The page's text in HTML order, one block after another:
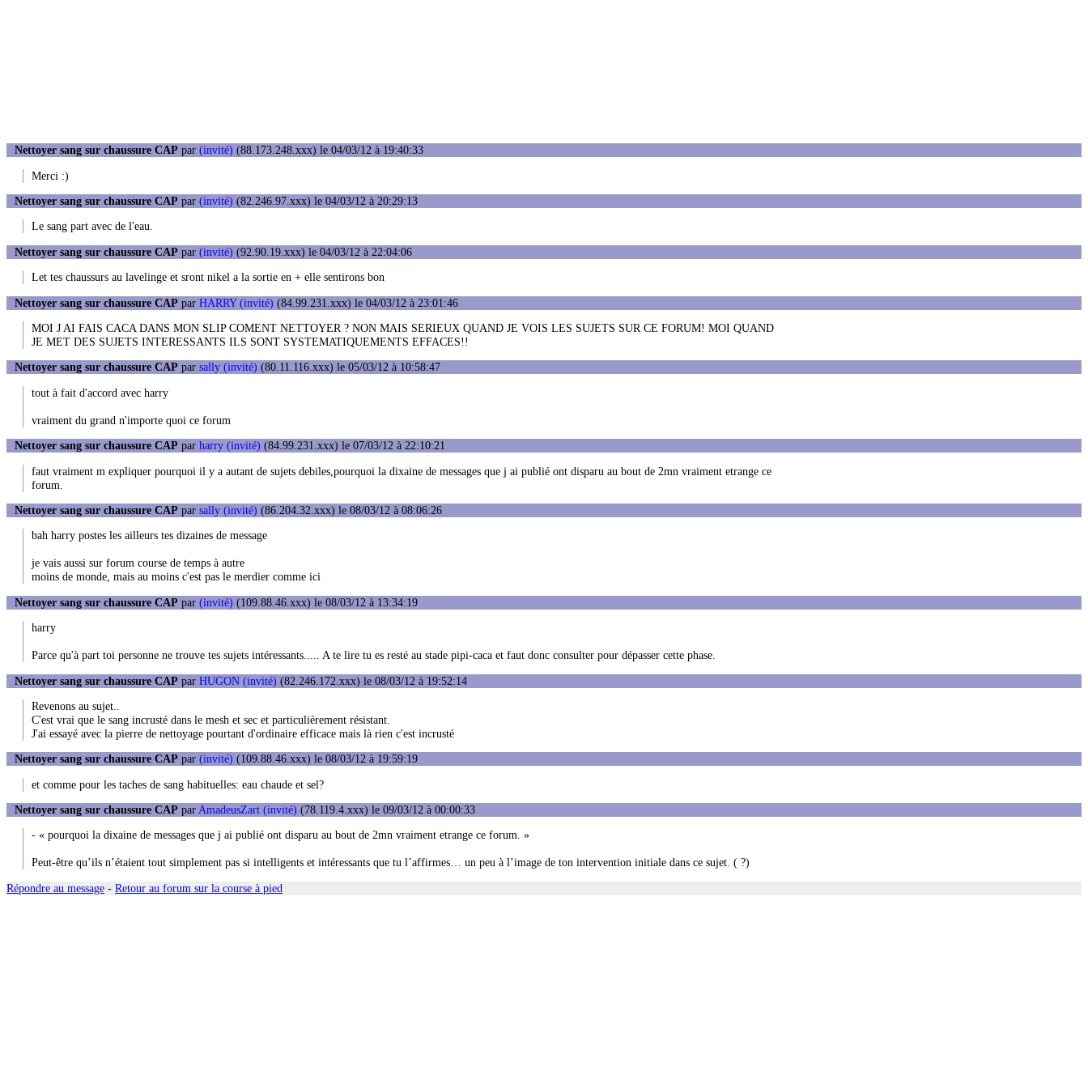
Nettoyer sang sur chaussure CAP par (invité) (88.173.248.xxx) le 04/03/12 à 19:40:33
Merci :)
Nettoyer sang sur chaussure CAP par (invité) (82.246.97.xxx) le 04/03/12 à 20:29:13
Le sang part avec de l'eau.
Nettoyer sang sur chaussure CAP par (invité) (92.90.19.xxx) le 04/03/12 à 22:04:06
Let tes chaussurs au lavelinge et sront nikel a la sortie en + elle sentirons bon
Nettoyer sang sur chaussure CAP par HARRY (invité) (84.99.231.xxx) le 04/03/12 à 23:01:46
MOI J AI FAIS CACA DANS MON SLIP COMENT NETTOYER ? NON MAIS SERIEUX QUAND JE VOIS LES SUJETS SUR CE FORUM! MOI QUAND
JE MET DES SUJETS INTERESSANTS ILS SONT SYSTEMATIQUEMENTS EFFACES!!
Nettoyer sang sur chaussure CAP par sally (invité) (80.11.116.xxx) le 05/03/12 à 10:58:47
tout à fait d'accord avec harry
vraiment du grand n'importe quoi ce forum
Nettoyer sang sur chaussure CAP par harry (invité) (84.99.231.xxx) le 07/03/12 à 22:10:21
faut vraiment m expliquer pourquoi il y a autant de sujets debiles,pourquoi la dixaine de messages que j ai publié ont disparu au bout de 2mn vraiment etrange ce
forum.
Nettoyer sang sur chaussure CAP par sally (invité) (86.204.32.xxx) le 08/03/12 à 08:06:26
bah harry postes les ailleurs tes dizaines de message
je vais aussi sur forum course de temps à autre
moins de monde, mais au moins c'est pas le merdier comme ici
Nettoyer sang sur chaussure CAP par (invité) (109.88.46.xxx) le 08/03/12 à 13:34:19
harry
Parce qu'à part toi personne ne trouve tes sujets intéressants..... A te lire tu es resté au stade pipi-caca et faut donc consulter pour dépasser cette phase.
Nettoyer sang sur chaussure CAP par HUGON (invité) (82.246.172.xxx) le 08/03/12 à 19:52:14
Revenons au sujet..
C'est vrai que le sang incrusté dans le mesh et sec et particulièrement résistant.
J'ai essayé avec la pierre de nettoyage pourtant d'ordinaire efficace mais là rien c'est incrusté
Nettoyer sang sur chaussure CAP par (invité) (109.88.46.xxx) le 08/03/12 à 19:59:19
et comme pour les taches de sang habituelles: eau chaude et sel?
Nettoyer sang sur chaussure CAP par AmadeusZart (invité) (78.119.4.xxx) le 09/03/12 à 00:00:33
- « pourquoi la dixaine de messages que j ai publié ont disparu au bout de 2mn vraiment etrange ce forum. »
Peut-être qu’ils n’étaient tout simplement pas si intelligents et intéressants que tu l’affirmes… un peu à l’image de ton intervention initiale dans ce sujet. ( ?)
Répondre au message - Retour au forum sur la course à pied